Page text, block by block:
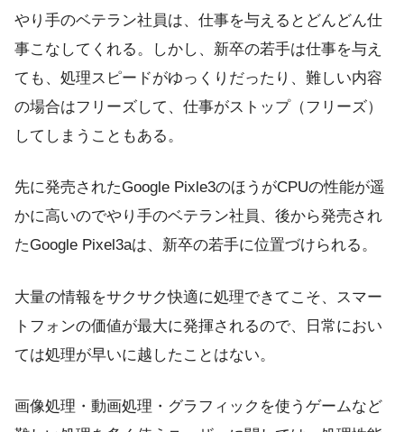
やり手のベテラン社員は、仕事を与えるとどんどん仕
事こなしてくれる。しかし、新卒の若手は仕事を与え
ても、処理スピードがゆっくりだったり、難しい内容
の場合はフリーズして、仕事がストップ（フリーズ）
してしまうこともある。
先に発売されたGoogle Pixle3のほうがCPUの性能が遥
かに高いのでやり手のベテラン社員、後から発売され
たGoogle Pixel3aは、新卒の若手に位置づけられる。
大量の情報をサクサク快適に処理できてこそ、スマー
トフォンの価値が最大に発揮されるので、日常におい
ては処理が早いに越したことはない。
画像処理・動画処理・グラフィックを使うゲームなど